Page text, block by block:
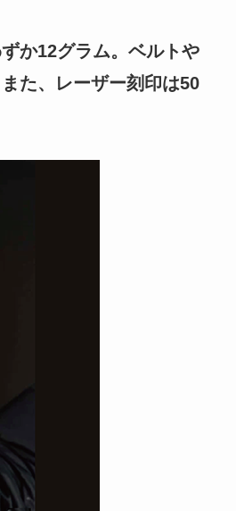
か12グラム。ベルトや
た、レーザー刻印は50